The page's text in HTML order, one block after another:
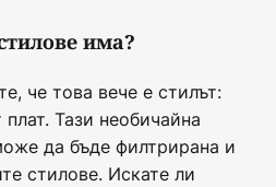
има?
че това вече е стилът:
Тази необичайна
да бъде филтрирана и
стилове. Искате ли